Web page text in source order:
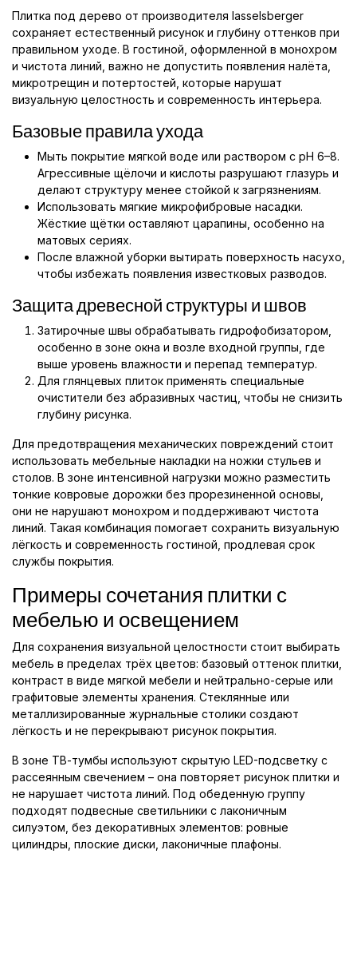
Плитка под дерево от производителя lasselsberger
сохраняет естественный рисунок и глубину оттенков при
правильном уходе. В гостиной, оформленной в монохром
и чистота линий, важно не допустить появления налёта,
микротрещин и потертостей, которые нарушат
визуальную целостность и современность интерьера.
Базовые правила ухода
Мыть покрытие мягкой воде или раствором с pH 6–8.
Агрессивные щёлочи и кислоты разрушают глазурь и
делают структуру менее стойкой к загрязнениям.
Использовать мягкие микрофибровые насадки.
Жёсткие щётки оставляют царапины, особенно на
матовых сериях.
После влажной уборки вытирать поверхность насухо,
чтобы избежать появления известковых разводов.
Защита древесной структуры и швов
Затирочные швы обрабатывать гидрофобизатором,
особенно в зоне окна и возле входной группы, где
выше уровень влажности и перепад температур.
Для глянцевых плиток применять специальные
очистители без абразивных частиц, чтобы не снизить
глубину рисунка.
Для предотвращения механических повреждений стоит
использовать мебельные накладки на ножки стульев и
столов. В зоне интенсивной нагрузки можно разместить
тонкие ковровые дорожки без прорезиненной основы,
они не нарушают монохром и поддерживают чистота
линий. Такая комбинация помогает сохранить визуальную
лёгкость и современность гостиной, продлевая срок
службы покрытия.
Примеры сочетания плитки с
мебелью и освещением
Для сохранения визуальной целостности стоит выбирать
мебель в пределах трёх цветов: базовый оттенок плитки,
контраст в виде мягкой мебели и нейтрально-серые или
графитовые элементы хранения. Стеклянные или
металлизированные журнальные столики создают
лёгкость и не перекрывают рисунок покрытия.
В зоне ТВ-тумбы используют скрытую LED-подсветку с
рассеянным свечением – она повторяет рисунок плитки и
не нарушает чистота линий. Под обеденную группу
подходят подвесные светильники с лаконичным
силуэтом, без декоративных элементов: ровные
цилиндры, плоские диски, лаконичные плафоны.